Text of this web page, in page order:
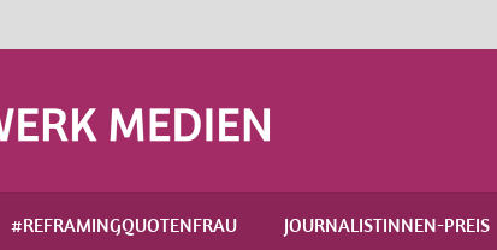
#REFRAMINGQUOTENFRAU JOURNALISTINNEN-PREIS